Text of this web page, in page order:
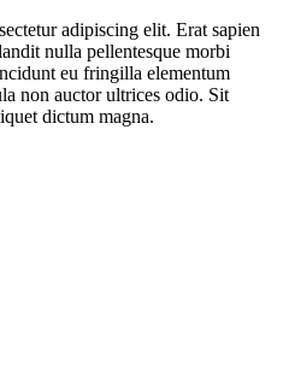
adipiscing elit. Erat sapien
nulla pellentesque morbi
eu fringilla elementum
non auctor ultrices odio. Sit
dictum magna.